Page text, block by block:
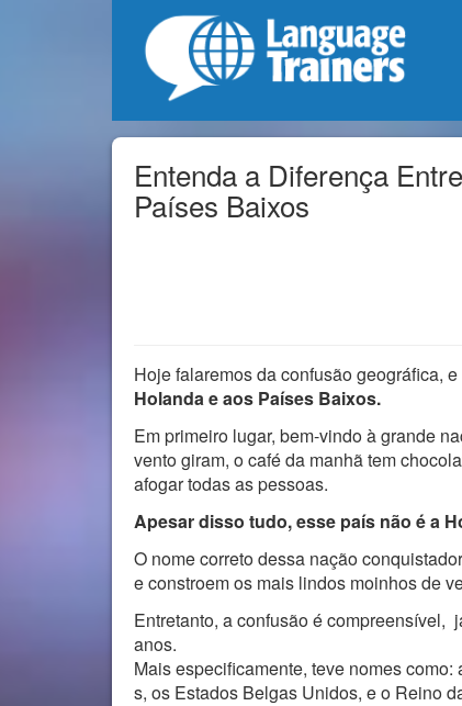
Entenda a Diferença
Países Baixos
Hoje falaremos da confusão geográfica, e
Holanda e aos Países Baixos.
Em primeiro lugar, bem-vindo à grande
vento giram, o café da manhã tem
afogar todas as pessoas.
Apesar disso tudo, esse país não é a
O nome correto dessa nação
e constroem os mais lindos moinhos de
Entretanto, a confusão é compreensível,
anos.
Mais especificamente, teve nomes
s, os Estados Belgas Unidos, e o Reino